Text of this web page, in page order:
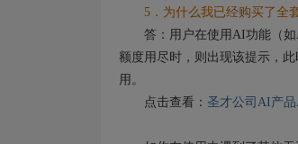
5．为什么我已经购买了全套
答：用户在使用AI功能（如
额度用尽时，则出现该提示，
用。
点击查看： 圣才公司AI产